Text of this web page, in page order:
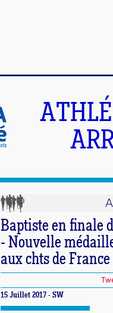
Baptiste en finale
- Nouvelle
aux chts de
15 Juillet 2017 - SW